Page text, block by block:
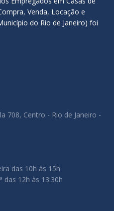
Venda, Locação e
do Rio de Janeiro) foi
708, Centro - Rio de Janeiro -
das 10h às 15h
das 12h às 13:30h